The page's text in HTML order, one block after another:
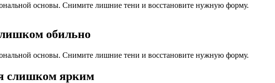
основы. Снимите лишние тени и восстановите нужную форму.
обильно
основы. Снимите лишние тени и восстановите нужную форму.
слишком ярким